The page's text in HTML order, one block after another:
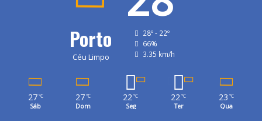
Porto
Céu Limpo
28º - 22º
66%
3.35 km/h
27 ℃
Sáb
27 ℃
Dom
22℃
Seg
22℃
Ter
23 ℃
Qua